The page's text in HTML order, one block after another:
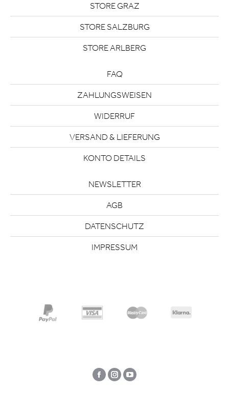
STORE GRAZ
STORE SALZBURG
STORE ARLBERG
FAQ
ZAHLUNGSWEISEN
WIDERRUF
VERSAND & LIEFERUNG
KONTO DETAILS
NEWSLETTER
AGB
DATENSCHUTZ
IMPRESSUM
Facebook
InstagramYouTube